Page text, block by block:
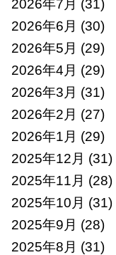
2026年7月 (31)
2026年6月 (30)
2026年5月 (29)
2026年4月 (29)
2026年3月 (31)
2026年2月 (27)
2026年1月 (29)
2025年12月 (31)
2025年11月 (28)
2025年10月 (31)
2025年9月 (28)
2025年8月 (31)